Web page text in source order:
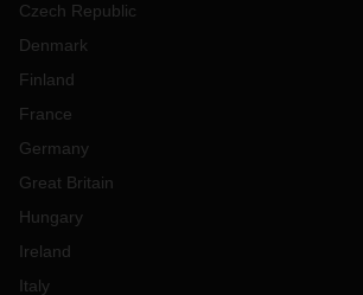
Czech Republic
Denmark
Finland
France
Germany
Great Britain
Hungary
Ireland
Italy